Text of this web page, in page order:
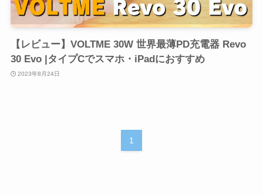
【レビュー】VOLTME 30W 世界最薄PD充電器 Revo
30 Evo |タイプCでスマホ・iPadにおすすめ
2023年8月24日
1